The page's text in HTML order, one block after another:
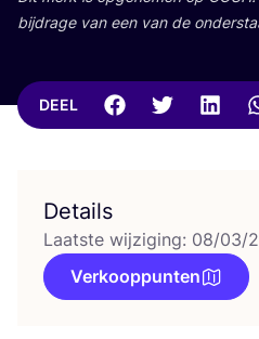
bij­dra­ge van een van de
DEEL
Details
Laatste wijziging: 08/03/
Verkooppunten